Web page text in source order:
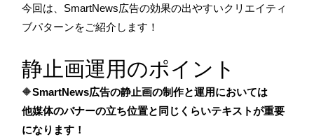
今回は、SmartNews広告の効果の出やすいクリエイティ
ブパターンをご紹介します！
静止画運用のポイント
🔶SmartNews広告の静止画の制作と運用においては
他媒体のバナーの立ち位置と同じくらいテキストが重要
になります！